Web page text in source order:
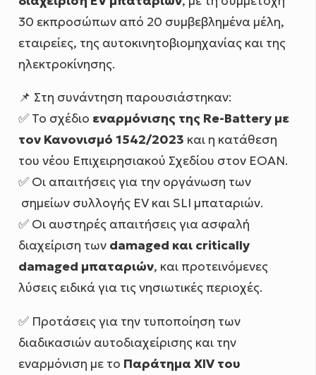
30 εκπροσώπων από 20 συμβεβλημένα μέλη,
εταιρείες, της αυτοκινητοβιομηχανίας και της
ηλεκτροκίνησης.
📌 Στη συνάντηση παρουσιάστηκαν:
✅ Το σχέδιο εναρμόνισης της Re-Battery με
τον Κανονισμό 1542/2023 και η κατάθεση
του νέου Επιχειρησιακού Σχεδίου στον ΕΟΑΝ.
✅ Οι απαιτήσεις για την οργάνωση των
σημείων συλλογής EV και SLI μπαταριών.
✅ Οι αυστηρές απαιτήσεις για ασφαλή
διαχείριση των damaged και critically
damaged μπαταριών, και προτεινόμενες
λύσεις ειδικά για τις νησιωτικές περιοχές.
✅ Προτάσεις για την τυποποίηση των
διαδικασιών αυτοδιαχείρισης και την
εναρμόνιση με το ΠαράτημαXIV του